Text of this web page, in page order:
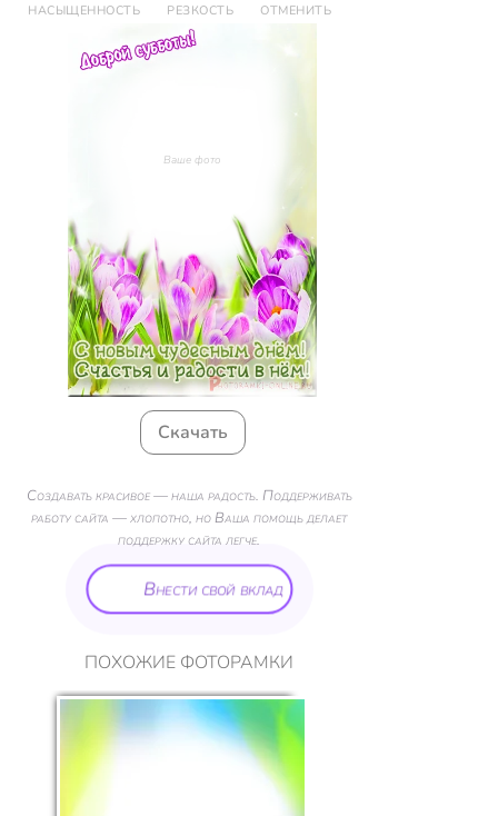
НАСЫЩЕННОСТЬ РЕЗКОСТЬ ОТМЕНИТЬ
Ваше фото
Скачать
Создавать красивое — наша радость. Поддерживать
работу сайта — хлопотно, но Ваша помощь делает
поддержку сайта легче.
Внести свой вклад
ПОХОЖИЕ ФОТОРАМКИ